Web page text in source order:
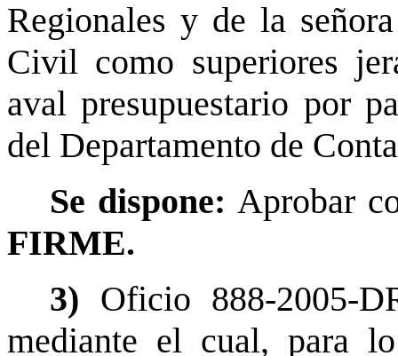
Regionales y de la
Civil como superiores
aval presupuestario por
del Departamento de
Se dispone:Aprobar
FIRME.
3) Oficio 888-2005-
mediante el cual, para